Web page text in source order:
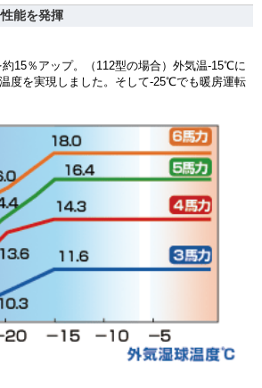
能を発揮
15％アップ。（112型の場合）外気温-15℃に
度を実現しました。そして-25℃でも暖房運転